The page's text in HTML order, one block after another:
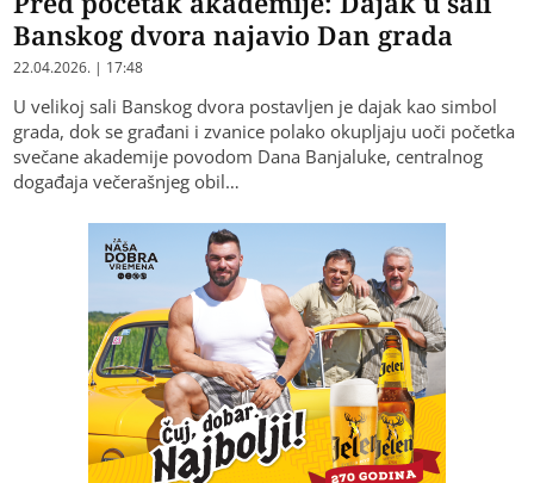
Banskog dvora najavio Dan grada
22.04.2026. | 17:48
U velikoj sali Banskog dvora postavljen je dajak kao simbol
grada, dok se građani i zvanice polako okupljaju uoči početka
svečane akademije povodom Dana Banjaluke, centralnog
događaja večerašnjeg obil…